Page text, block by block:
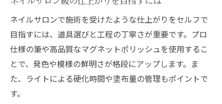
ネイルサロンで施術を受けたような仕上がりをセルフで
目指すには、道具選びと工程の丁寧さが重要です。プロ
仕様の筆や高品質なマグネットポリッシュを使用するこ
とで、発色や模様の鮮明さが格段にアップします。ま
た、ライトによる硬化時間や塗布量の管理もポイントで
す。